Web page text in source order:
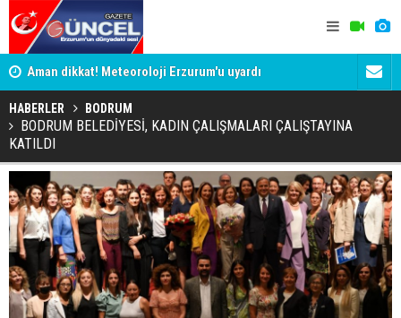
Aman dikkat! Meteoroloji Erzurum'u uyardı Güneş ve
HABERLER BODRUM
BODRUM BELEDİYESİ, KADIN ÇALIŞMALARI ÇALIŞTAYINA
KATILDI